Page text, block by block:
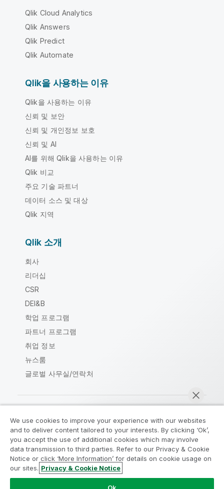
Qlik Cloud Analytics
Qlik Answers
Qlik Predict
Qlik Automate
Qlik을 사용하는 이유
Qlik을 사용하는 이유
신뢰 및 보안
신뢰 및 개인정보 보호
신뢰 및 AI
AI를 위해 Qlik을 사용하는 이유
Qlik 비교
주요 기술 파트너
데이터 소스 및 대상
Qlik 지역
Qlik 소개
회사
리더십
CSR
DEI&B
학업 프로그램
파트너 프로그램
취업 정보
뉴스룸
글로벌 사무실/연락처
Qlik Community
법적 계약 제품 약관
Legal Policies
Legal Policies
사용 약관
Do Not Share My Info
We use cookies to improve your experience with our websites
and to deliver content tailored to your interests. By clicking ‘Ok’,
you accept the use of additional cookies which may involve
data transmission to third parties. Refer to our Privacy & Cookie
Notice or click ‘More Information’ for details on cookie usage on
our sites. Privacy & Cookie Notice